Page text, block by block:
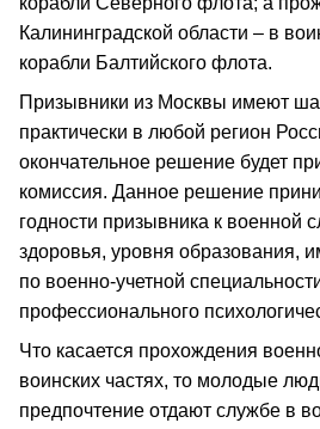
Калининградской области – в
корабли Балтийского флота.
Призывники из Москвы имеют
практически в любой регион
окончательное решение будет
комиссия. Данное решение
годности призывника к военной
здоровья, уровня образования,
по военно-учетной
профессионального
Что касается прохождения
воинских частях, то молодые
предпочтение отдают службе в